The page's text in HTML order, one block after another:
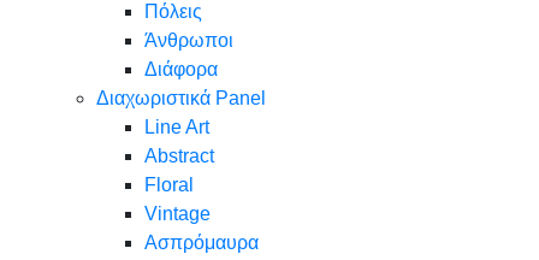
Πόλεις
Άνθρωποι
Διάφορα
Διαχωριστικά Panel
Line Art
Abstract
Floral
Vintage
Ασπρόμαυρα